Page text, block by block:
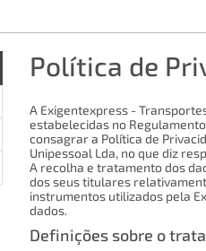
Política de
A Exigentexpress -
estabelecidas no
consagrar a Política de
Unipessoal Lda, no que diz
A recolha e tratamento dos
dos seus titulares
instrumentos utilizados pela
dados.
Definições sobre o